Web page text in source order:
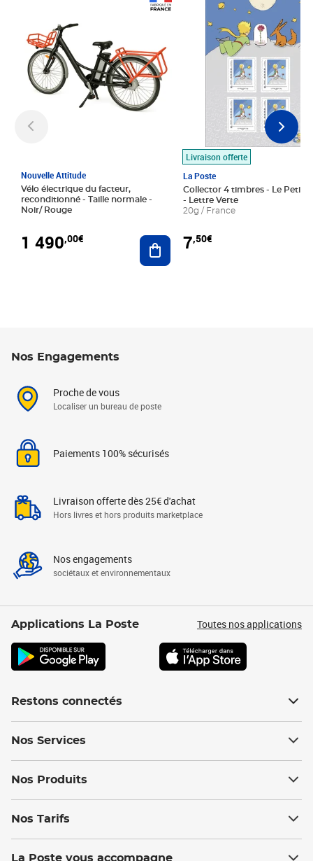
Nouvelle Attitude
Vélo électrique du facteur,
reconditionné - Taille normale -
Noir/ Rouge
1 490,00€ Ajouter au panier
Livraison offerte
La Poste
Collector 4 timbres - Le Petit
- Lettre Verte
20g / France
7,50€
Nos Engagements
Proche de vous
Localiser un bureau de poste
Paiements 100% sécurisés
Livraison offerte dès 25€ d'achat
Hors livres et hors produits marketplace
Nos engagements
sociétaux et environnementaux
Applications La Poste Toutes nos applications
Restons connectés
Nos Services
Nos Produits
Nos Tarifs
La Poste vous accompagne